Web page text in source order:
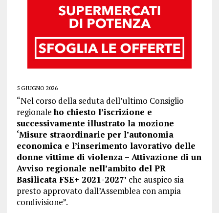
5 GIUGNO 2026
“Nel corso della seduta dell’ultimo Consiglio
regionaleho chiesto l’iscrizione e
successivamente illustrato la mozione
‘Misure straordinarie per l’autonomia
economica e l’inserimento lavorativo delle
donne vittime di violenza – Attivazione di un
Avviso regionale nell’ambito del PR
Basilicata FSE+ 2021-2027’ che auspico sia
presto approvato dall’Assemblea con ampia
condivisione”.